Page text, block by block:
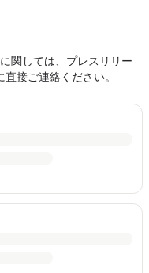
関しては、プレスリリー
接ご連絡ください。